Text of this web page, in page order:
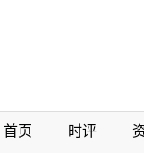
首页 时评